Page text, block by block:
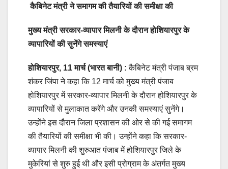
कैबिनेट मंत्री ने समागम की तैयारियों की समीक्षा की
मुख्य मंत्री सरकार-व्यापार मिलनी के दौरान होशियारपुर के
व्यापारियों की सुनेंगे समस्याएं
होशियारपुर, 11 मार्च (भारत बानी) : कैबिनेट मंत्री पंजाब ब्रम
शंकर जिंपा ने कहा कि 12 मार्च को मुख्य मंत्री पंजाब
होशियारपुर में सरकार-व्यापार मिलनी के दौरान होशियारपुर के
व्यापारियों से मुलाकात करेंगे और उनकी समस्याएं सुनेंगे।
उन्होंने इस दौरान जिला प्रशासन की ओर से की गई समागम
की तैयारियों की समीक्षा भी की। उन्होंने कहा कि सरकार-
व्यापार मिलनी की शुरुआत पंजाब में होशियारपुर जिले के
मुकेरियां से शुरु हुई थी और इसी प्रोग्राम के अंतर्गत मुख्य